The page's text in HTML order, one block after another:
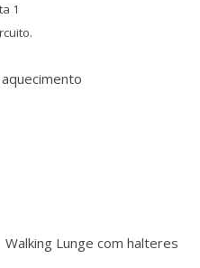
1
com halteres